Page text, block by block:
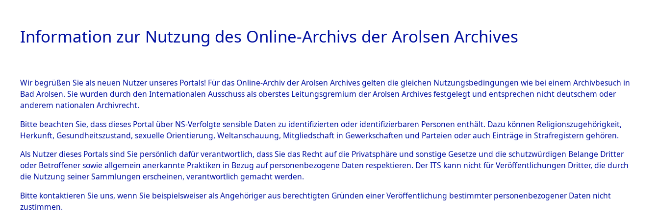
HOME BESTANDSBESCHREIBUNG ARCHIVALE ÜBERSICHT BILD
BESTÄNDE
Inhaftierungsdoku
mente
5. Verschiedenes
Todesmärsche
5.3.1 Alliierte
Auswertungen von Daten über unbekannte ausländische
Todesopfer und unbekannte Todesopfer aus
Konzentrationslagern und deren Grabstätten.→0003 (84611354)
→0016 (84611370)
Information zur Nutzung des Online-Archivs der Arolsen Archives
Wir begrüßen Sie als neuen Nutzer unseres Portals! Für das Online-Archiv der Arolsen Archives gelten die gleichen Nutzungsbedingungen wie bei einem Archivbesuch in
Bad Arolsen. Sie wurden durch den Internationalen Ausschuss als oberstes Leitungsgremium der Arolsen Archives festgelegt und entsprechen nicht deutschem oder
anderem nationalen Archivrecht.
Bitte beachten Sie, dass dieses Portal über NS-Verfolgte sensible Daten zu identifizierten oder identifizierbaren Personen enthält. Dazu können Religionszugehörigkeit,
Herkunft, Gesundheitszustand, sexuelle Orientierung, Weltanschauung, Mitgliedschaft in Gewerkschaften und Parteien oder auch Einträge in Strafregistern gehören.
Als Nutzer dieses Portals sind Sie persönlich dafür verantwortlich, dass Sie das Recht auf die Privatsphäre und sonstige Gesetze und die schutzwürdigen Belange Dritter
oder Betroffener sowie allgemein anerkannte Praktiken in Bezug auf personenbezogene Daten respektieren. Der ITS kann nicht für Veröffentlichungen Dritter, die durch
die Nutzung seiner Sammlungen erscheinen, verantwortlich gemacht werden.
Bitte kontaktieren Sie uns, wenn Sie beispielsweiser als Angehöriger aus berechtigten Gründen einer Veröffentlichung bestimmter personenbezogener Daten nicht
zustimmen.